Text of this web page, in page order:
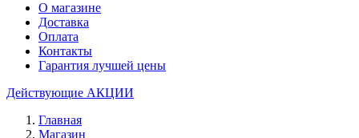
О магазине
Доставка
Оплата
Контакты
Гарантия лучшей цены
Действующие АКЦИИ
Главная
Магазин